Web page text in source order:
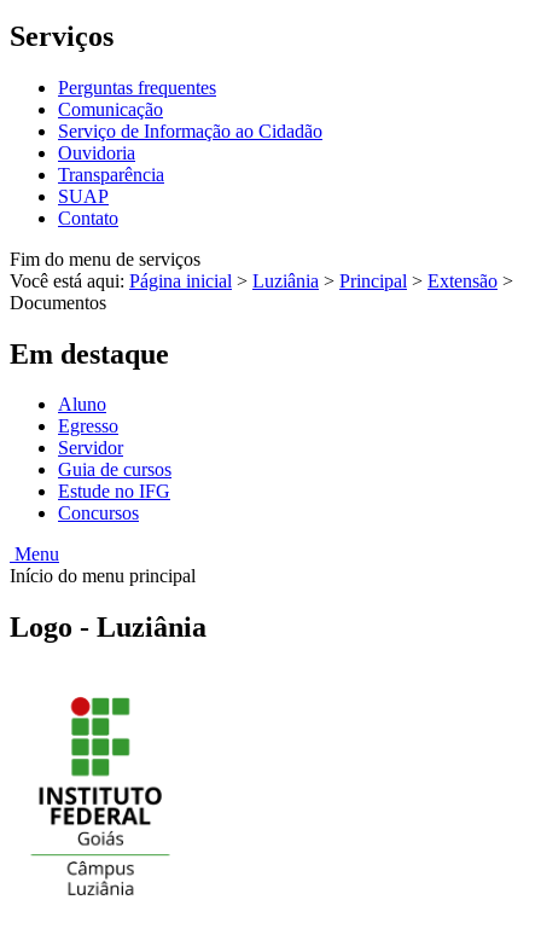
Serviços
Perguntas frequentes
Comunicação
Serviço de Informação ao Cidadão
Ouvidoria
Transparência
SUAP
Contato
Fim do menu de serviços
Você está aqui: Página inicial > Luziânia > Principal > Extensão >
Documentos
Em destaque
Aluno
Egresso
Servidor
Guia de cursos
Estude no IFG
Concursos
Menu
Início do menu principal
Logo - Luziânia